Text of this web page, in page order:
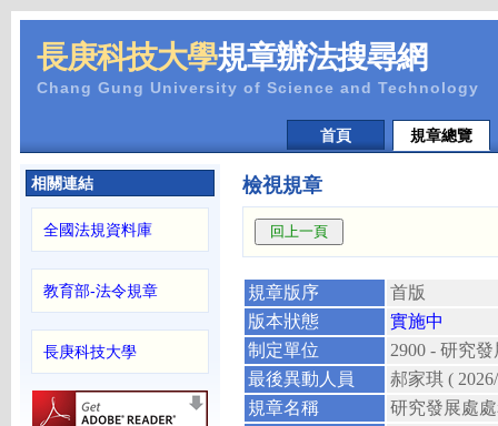
長庚科技大學規章辦法搜尋網
Chang Gung University of Science and Technology
首頁 規章總覽
相關連結
全國法規資料庫
教育部-法令規章
長庚科技大學
檢視規章
規章版序
首版
版本狀態
實施中
制定單位
2900 - 研究
最後異動人員
郝家琪 (
規章名稱
研究發展處